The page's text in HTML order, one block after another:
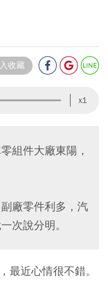
收藏
x1
組件大廠東陽，
廠零件利多，汽
次說分明。
，最近心情很不錯。